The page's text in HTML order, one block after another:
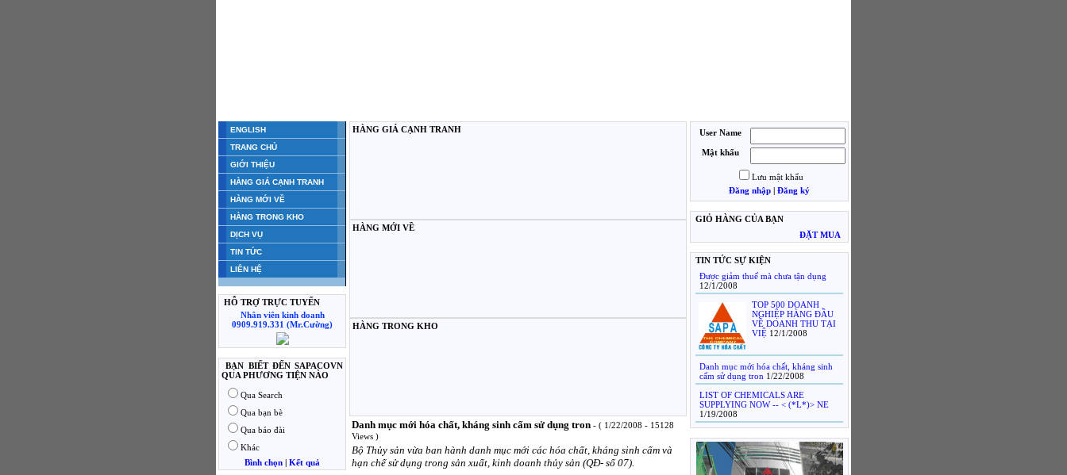
ENGLISH
TRANG CHỦ
GIỚI THIỆU
HÀNG GIÁ CẠNH TRANH
HÀNG MỚI VỀ
HÀNG TRONG KHO
DỊCH VỤ
TIN TỨC
LIÊN HỆ
HỖ TRỢ TRỰC TUYẾN
Nhân viên kinh doanh
0909.919.331 (Mr.Cường)
BẠN BIẾT ĐẾN SAPACOVN
QUA PHƯƠNG TIỆN NÀO
Qua Search
Qua bạn bè
Qua báo đài
Khác
Bình chọn | Kết quả
HÀNG GIÁ CẠNH TRANH
HÀNG MỚI VỀ
HÀNG TRONG KHO
Danh mục mới hóa chất, kháng sinh cấm sử dụng tron - ( 1/22/2008 - 15128
Views )
Bộ Thủy sản vừa ban hành danh mục mới các hóa chất, kháng sinh cấm và
hạn chế sử dụng trong sản xuất, kinh doanh thủy sản (QĐ- số 07).
User Name
Mật khẩu
Lưu mật khẩu
Đăng nhập | Đăng ký
GIỎ HÀNG CỦA BẠN
ĐẶT MUA
TIN TỨC SỰ KIỆN
Được giảm thuế mà chưa tận dụng
12/1/2008
TOP 500 DOANH
NGHIỆP HÀNG ĐẦU
VỀ DOANH THU TẠI
VIỆ 12/1/2008
Danh mục mới hóa chất, kháng sinh
cấm sử dụng tron 1/22/2008
LIST OF CHEMICALS ARE
SUPPLYING NOW -- < (*L*)> NE
1/19/2008